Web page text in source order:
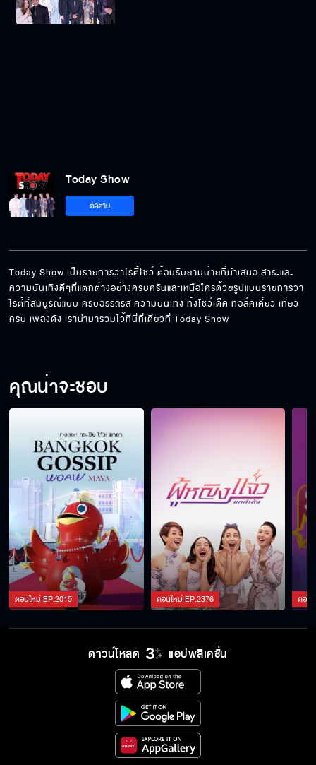
Today Show
ติดตาม
Today Show เป็นรายการวาไรตี้โชว์ ต้อนรับยามบ่ายที่นำเสนอ สาระและ
ความบันเทิงดีๆที่แตกต่างอย่างครบครันและเหนือใครด้วยรูปแบบรายการวา
ไรตี้ที่สมบูรณ์แบบ ครบอรรถรส ความบันเทิง ทั้งโชว์เด็ด ทอล์คเดี่ยว เที่ยว
ครบ เพลงดัง เรานำมารวมไว้ที่นี่ที่เดียวที่ Today Show
คุณน่าจะชอบ
ตอนใหม่EP.2015 ตอนใหม่EP.2376 ตอน
ดาวน์โหลด แอปพลิเคชั่น